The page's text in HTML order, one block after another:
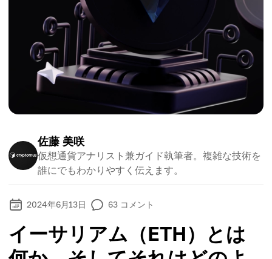
佐藤 美咲
仮想通貨アナリスト兼ガイド執筆者。複雑な技術を
誰にでもわかりやすく伝えます。
2024年6月13日 63 コメント
イーサリアム（ETH）とは